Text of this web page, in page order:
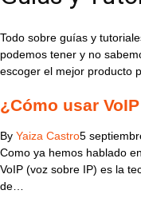
Todo sobre guías y
podemos tener y no
escoger el mejor producto
¿Cómo usar
By Yaiza Castro5
Como ya hemos hablado
VoIP (voz sobre IP) es la
de…